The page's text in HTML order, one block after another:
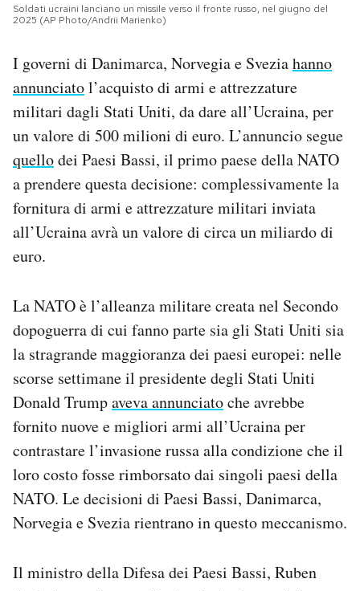
SHOP
CALENDARIO
AREA PERSONALE
Newsletter
Notifiche mobile
Regala il Post
Hai bisogno di aiuto?
Soldati ucraini lanciano un missile verso il fronte russo, nel giugno del
2025 (AP Photo/Andrii Marienko)
I governi di Danimarca, Norvegia e Sveziahanno
annunciatol’acquisto di armi e attrezzature
militari dagli Stati Uniti, da dare all’Ucraina, per
un valore di 500 milioni di euro. L’annuncio segue
quellodei Paesi Bassi, il primo paese della NATO
a prendere questa decisione: complessivamente la
fornitura di armi e attrezzature militari inviata
all’Ucraina avrà un valore di circa un miliardo di
euro.
La NATO è l’alleanza militare creata nel Secondo
dopoguerra di cui fanno parte sia gli Stati Uniti sia
la stragrande maggioranza dei paesi europei: nelle
scorse settimane il presidente degli Stati Uniti
Donald Trumpaveva annunciatoche avrebbe
fornito nuove e migliori armi all’Ucraina per
contrastare l’invasione russa alla condizione che il
loro costo fosse rimborsato dai singoli paesi della
NATO. Le decisioni di Paesi Bassi, Danimarca,
Norvegia e Svezia rientrano in questo meccanismo.
Il ministro della Difesa dei Paesi Bassi, Ruben